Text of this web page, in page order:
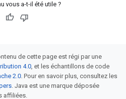
vous a-t-il été utile ?
de cette page est régi par une
4.0, et les échantillons de code
2.0. Pour en savoir plus, consultez les
. Java est une marque déposée
affiliées.